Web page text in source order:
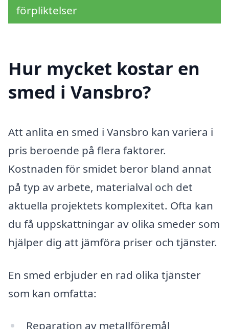
förpliktelser
Hur mycket kostar en
smed i Vansbro?
Att anlita en smed i Vansbro kan variera i
pris beroende på flera faktorer.
Kostnaden för smidet beror bland annat
på typ av arbete, materialval och det
aktuella projektets komplexitet. Ofta kan
du få uppskattningar av olika smeder som
hjälper dig att jämföra priser och tjänster.
En smed erbjuder en rad olika tjänster
som kan omfatta:
Reparation av metallföremål